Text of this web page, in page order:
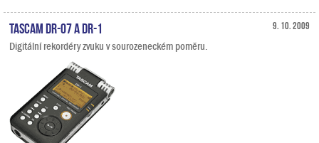
9. 10. 2009
TASCAM DR-07 a DR-1
Digitální rekordéry zvuku v sourozeneckém poměru.